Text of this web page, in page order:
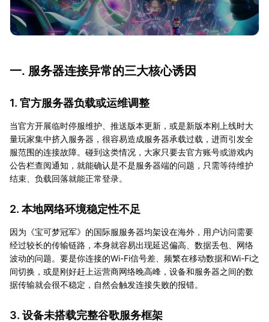
一. 服务器连接异常的三大核心诱因
1. 官方服务器负载或运维调整
当官方开展临时停服维护、推送版本更新，或是新版本刚上线时大
量玩家集中挤入服务器，很容易造成服务器承载过载，进而引发全
服范围的连接故障。碰到这类情况，大家只要去官方账号或游戏内
公告栏查阅通知，就能确认是不是服务器端的问题，只需等待维护
结束、负载回落就能正常登录。
2. 本地网络环境稳定性不足
因为《宝可梦冠军》的国际服服务器均架设在海外，用户访问需要
经过较长的传输链路，本身就容易出现延迟偏高、数据丢包、网络
波动的问题。要是你连接的Wi-Fi信号差、频繁在移动数据和Wi-Fi之
间切换，或是刚好赶上运营商网络晚高峰，设备和服务器之间的数
据传输就会很不稳定，自然会触发连接失败的报错。
3. 设备未搭载完整谷歌服务框架